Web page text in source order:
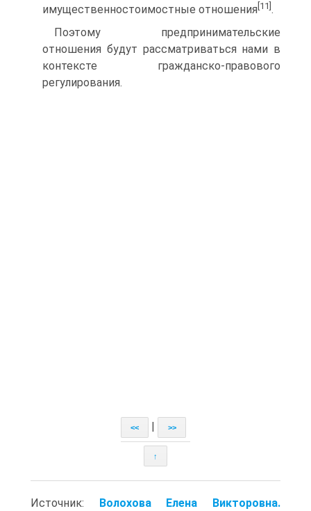
имущественностоимостные отношения [11] .
Поэтому предпринимательские
отношения будут рассматриваться нами в
контексте гражданско-правового
регулирования.
<< | >>
↑
Источник:
Волохова Елена Викторовна.